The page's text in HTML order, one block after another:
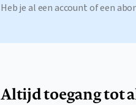
Heb je al een account of een
Altijd toegang tot